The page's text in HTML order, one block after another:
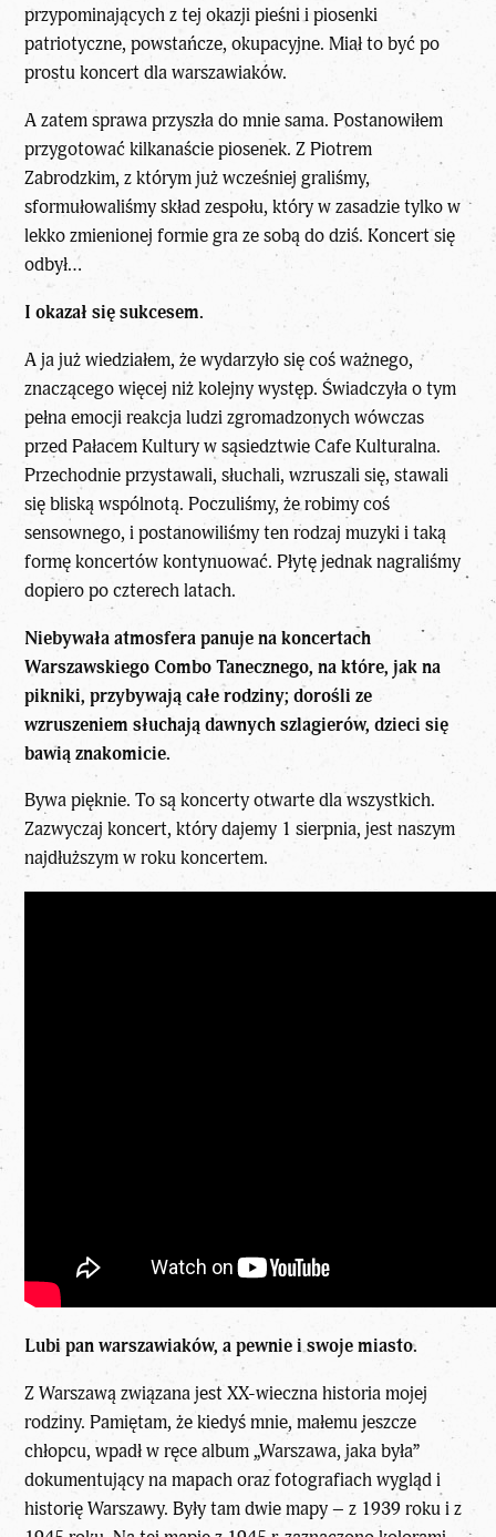
przypominających z tej okazji pieśni i piosenki
patriotyczne, powstańcze, okupacyjne. Miał to być po
prostu koncert dla warszawiaków.
A zatem sprawa przyszła do mnie sama. Postanowiłem
przygotować kilkanaście piosenek. Z Piotrem
Zabrodzkim, z którym już wcześniej graliśmy,
sformułowaliśmy skład zespołu, który w zasadzie tylko w
lekko zmienionej formie gra ze sobą do dziś. Koncert się
odbył…
I okazał się sukcesem.
A ja już wiedziałem, że wydarzyło się coś ważnego,
znaczącego więcej niż kolejny występ. Świadczyła o tym
pełna emocji reakcja ludzi zgromadzonych wówczas
przed Pałacem Kultury w sąsiedztwie Cafe Kulturalna.
Przechodnie przystawali, słuchali, wzruszali się, stawali
się bliską wspólnotą. Poczuliśmy, że robimy coś
sensownego, i postanowiliśmy ten rodzaj muzyki i taką
formę koncertów kontynuować. Płytę jednak nagraliśmy
dopiero po czterech latach.
Niebywała atmosfera panuje na koncertach
Warszawskiego Combo Tanecznego, na które, jak na
pikniki, przybywają całe rodziny; dorośli ze
wzruszeniem słuchają dawnych szlagierów, dzieci się
bawią znakomicie.
Bywa pięknie. To są koncerty otwarte dla wszystkich.
Zazwyczaj koncert, który dajemy 1 sierpnia, jest naszym
najdłuższym w roku koncertem.
Lubi pan warszawiaków, a pewnie i swoje miasto.
Z Warszawą związana jest XX-wieczna historia mojej
rodziny. Pamiętam, że kiedyś mnie, małemu jeszcze
chłopcu, wpadł w ręce album „Warszawa, jaka była”
dokumentujący na mapach oraz fotografiach wygląd i
historię Warszawy. Były tam dwie mapy – z 1939 roku i z